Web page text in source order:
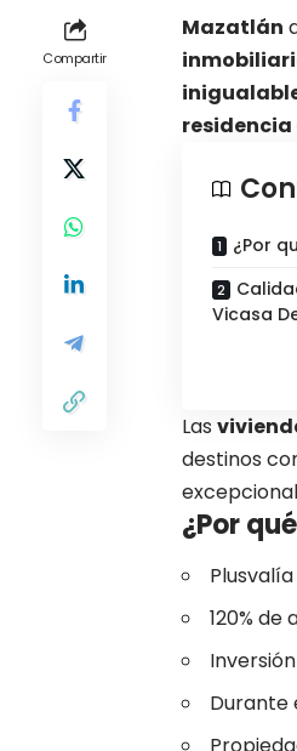
Compartir
Mazatlán
residencia
¿Por
Vicasa
Las
destinos
¿Por
Plusvalía
120%
Durante